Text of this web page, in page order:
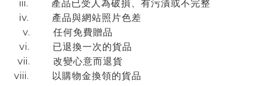
iii. 產品已受人為破損、有污漬或不完整
iv. 產品與網站照片色差
v. 任何免費贈品
vi. 已退換一次的貨品
vii. 改變心意而退貨
viii. 以購物金換領的貨品